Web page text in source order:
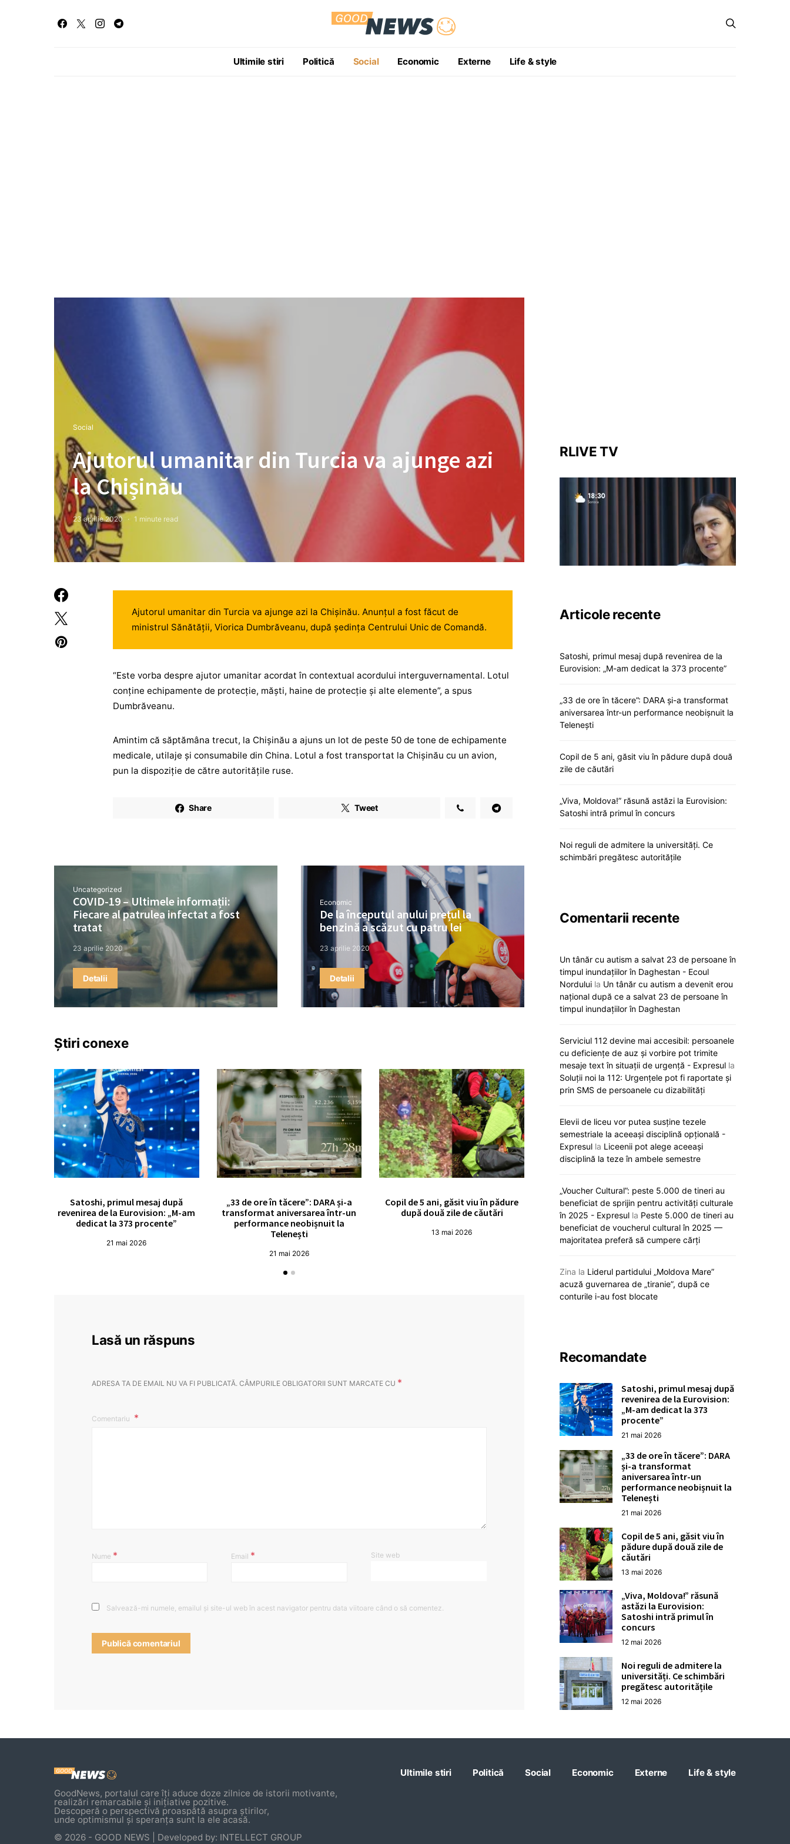
Ultimile stiri Politică Social Economic Externe Life & style
Social
Ajutorul umanitar din Turcia va ajunge azi
la Chișinău
23 aprilie 2020 1 minute read
Ajutorul umanitar din Turcia va ajunge azi la Chișinău. Anunțul a fost făcut de
ministrul Sănătății, Viorica Dumbrăveanu, după ședința Centrului Unic de Comandă.
“Este vorba despre ajutor umanitar acordat în contextual acordului interguvernamental. Lotul
conține echipamente de protecție, măști, haine de protecție și alte elemente”, a spus
Dumbrăveanu.
Amintim că săptămâna trecut, la Chișinău a ajuns un lot de peste 50 de tone de echipamente
medicale, utilaje și consumabile din China. Lotul a fost transportat la Chișinău cu un avion,
pun la dispoziție de către autoritățile ruse.
Share Tweet
Uncategorized
COVID-19 – Ultimele informații:
Fiecare al patrulea infectat a fost
tratat
23 aprilie 2020
Detalii
Economic
De la începutul anului prețul la
benzină a scăzut cu patru lei
23 aprilie 2020
Detalii
Știri conexe
Satoshi, primul mesaj după
revenirea de la Eurovision: „M-am
dedicat la 373 procente”
21 mai 2026
„33 de ore în tăcere”: DARA și-a
transformat aniversarea într-un
performance neobișnuit la
Telenești
21 mai 2026
Copil de 5 ani, găsit viu în pădure
după două zile de căutări
13 mai 2026
„Viva, Moldova!” răsună astăzi la
Eurovision: Satoshi intră primul în
concurs
12 mai 2026
Noi reguli de
universități. Ce
Lasă un răspuns
ADRESA TA DE EMAIL NU VA FI PUBLICATĂ. CÂMPURILE OBLIGATORII SUNT MARCATE CU *
Comentariu
Nume * Email * Site web
Salvează-mi numele, emailul și site-ul web în acest navigator pentru data viitoare când o să comentez.
RLIVE TV
Articole recente
Satoshi, primul mesaj după revenirea de la
Eurovision: „M-am dedicat la 373 procente”
„33 de ore în tăcere”: DARA și-a transformat
aniversarea într-un performance neobișnuit la
Telenești
Copil de 5 ani, găsit viu în pădure după două
zile de căutări
„Viva, Moldova!” răsună astăzi la Eurovision:
Satoshi intră primul în concurs
Noi reguli de admitere la universități. Ce
schimbări pregătesc autoritățile
Comentarii recente
Un tânăr cu autism a salvat 23 de persoane în
timpul inundațiilor în Daghestan - Ecoul
Nordului la Un tânăr cu autism a devenit erou
național după ce a salvat 23 de persoane în
timpul inundațiilor în Daghestan
Serviciul 112 devine mai accesibil: persoanele
cu deficiențe de auz și vorbire pot trimite
mesaje text în situații de urgență - Expresul la
Soluții noi la 112: Urgențele pot fi raportate și
prin SMS de persoanele cu dizabilități
Elevii de liceu vor putea susține tezele
semestriale la aceeași disciplină opțională -
Expresul la Liceenii pot alege aceeași
disciplină la teze în ambele semestre
„Voucher Cultural”: peste 5.000 de tineri au
beneficiat de sprijin pentru activități culturale
în 2025 - Expresul la Peste 5.000 de tineri au
beneficiat de voucherul cultural în 2025 —
majoritatea preferă să cumpere cărți
Zina la Liderul partidului „Moldova Mare”
acuză guvernarea de „tiranie”, după ce
conturile i-au fost blocate
Recomandate
Satoshi, primul mesaj după
revenirea de la Eurovision:
„M-am dedicat la 373
procente”
21 mai 2026
„33 de ore în tăcere”: DARA
și-a transformat
aniversarea într-un
performance neobișnuit la
Telenești
21 mai 2026
Copil de 5 ani, găsit viu în
pădure după două zile de
căutări
13 mai 2026
„Viva, Moldova!” răsună
astăzi la Eurovision:
Satoshi intră primul în
concurs
12 mai 2026
Noi reguli de admitere la
universități. Ce schimbări
pregătesc autoritățile
12 mai 2026
Ultimile stiri Politică Social Economic Externe
Life & style
GoodNews, portalul care îți aduce doze zilnice de istorii motivante,
realizări remarcabile și inițiative pozitive.
Descoperă o perspectivă proaspătă asupra știrilor,
unde optimismul și speranța sunt la ele acasă.
© 2026 - GOOD NEWS | Developed by: INTELLECT GROUP